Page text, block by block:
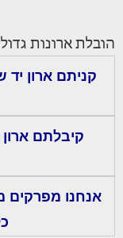
הובלת ארונות
קניתם ארון יד
קיבלתם
אנחנו מפרקים